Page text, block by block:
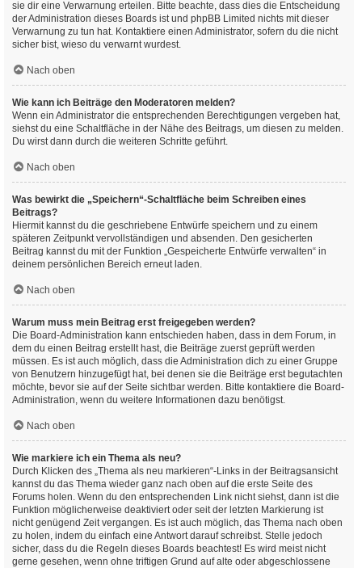
sie dir eine Verwarnung erteilen. Bitte beachte, dass dies die Entscheidung
der Administration dieses Boards ist und phpBB Limited nichts mit dieser
Verwarnung zu tun hat. Kontaktiere einen Administrator, sofern du die nicht
sicher bist, wieso du verwarnt wurdest.
Nach oben
Wie kann ich Beiträge den Moderatoren melden?
Wenn ein Administrator die entsprechenden Berechtigungen vergeben hat,
siehst du eine Schaltfläche in der Nähe des Beitrags, um diesen zu melden.
Du wirst dann durch die weiteren Schritte geführt.
Nach oben
Was bewirkt die „Speichern“-Schaltfläche beim Schreiben eines
Beitrags?
Hiermit kannst du die geschriebene Entwürfe speichern und zu einem
späteren Zeitpunkt vervollständigen und absenden. Den gesicherten
Beitrag kannst du mit der Funktion „Gespeicherte Entwürfe verwalten“ in
deinem persönlichen Bereich erneut laden.
Nach oben
Warum muss mein Beitrag erst freigegeben werden?
Die Board-Administration kann entschieden haben, dass in dem Forum, in
dem du einen Beitrag erstellt hast, die Beiträge zuerst geprüft werden
müssen. Es ist auch möglich, dass die Administration dich zu einer Gruppe
von Benutzern hinzugefügt hat, bei denen sie die Beiträge erst begutachten
möchte, bevor sie auf der Seite sichtbar werden. Bitte kontaktiere die Board-
Administration, wenn du weitere Informationen dazu benötigst.
Nach oben
Wie markiere ich ein Thema als neu?
Durch Klicken des „Thema als neu markieren“-Links in der Beitragsansicht
kannst du das Thema wieder ganz nach oben auf die erste Seite des
Forums holen. Wenn du den entsprechenden Link nicht siehst, dann ist die
Funktion möglicherweise deaktiviert oder seit der letzten Markierung ist
nicht genügend Zeit vergangen. Es ist auch möglich, das Thema nach oben
zu holen, indem du einfach eine Antwort darauf schreibst. Stelle jedoch
sicher, dass du die Regeln dieses Boards beachtest! Es wird meist nicht
gerne gesehen, wenn ohne triftigen Grund auf alte oder abgeschlossene